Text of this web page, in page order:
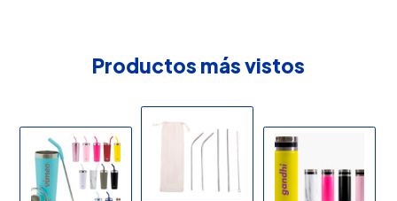
Productos más vistos